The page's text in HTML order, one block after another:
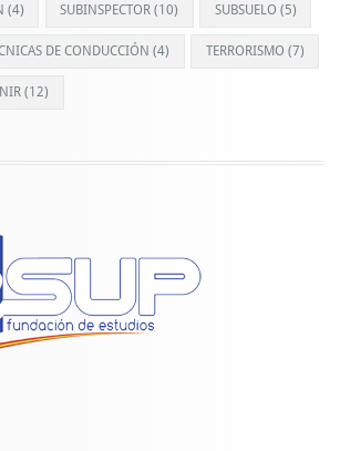
(4) SUBINSPECTOR (10) SUBSUELO (5)
DE CONDUCCIÓN (4) TERRORISMO (7)
(12)